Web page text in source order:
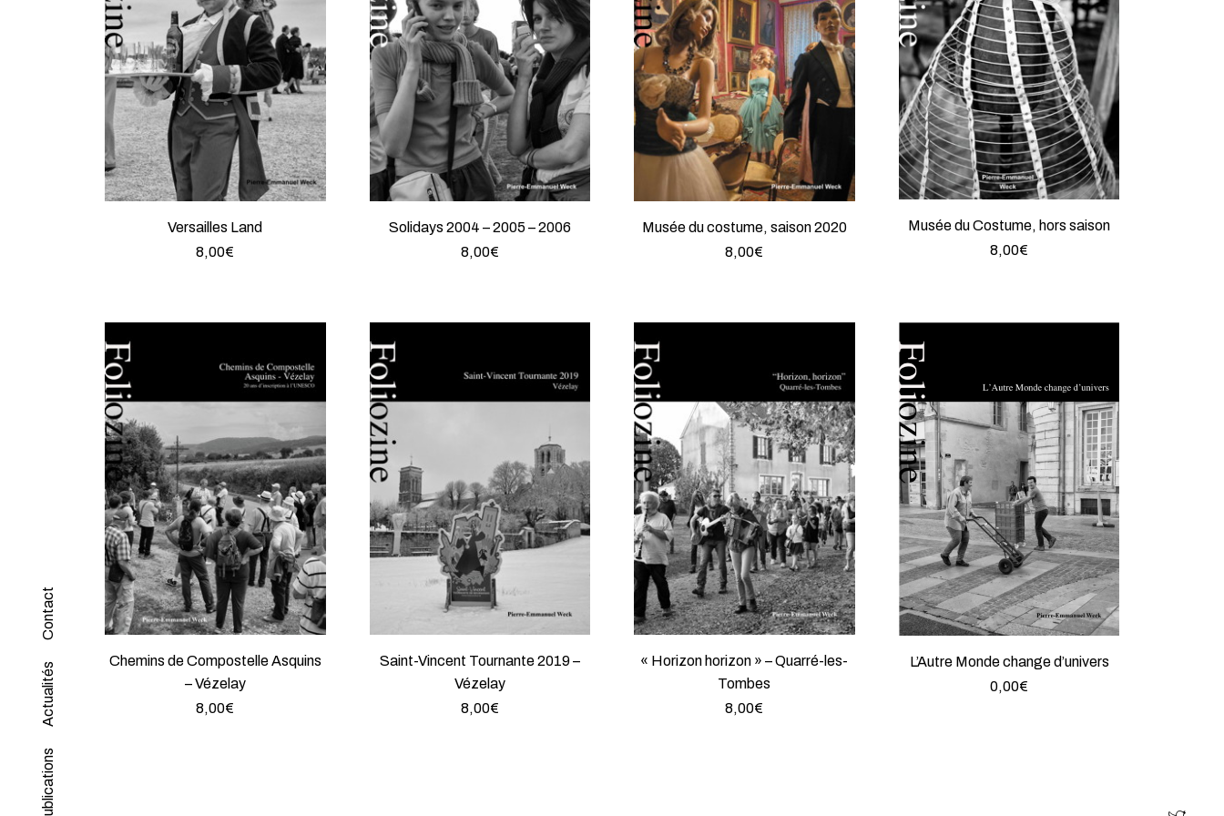
Publications
Actualités
Contact
Versailles Land
8,00€
Solidays 2004 – 2005 – 2006
8,00€
Musée du costume, saison 2020
8,00€
Musée du Costume, hors saison
8,00€
Chemins de Compostelle Asquins
– Vézelay
8,00€
Saint-Vincent Tournante 2019 –
Vézelay
8,00€
« Horizon horizon » – Quarré-les-
Tombes
8,00€
L’Autre Monde change d’univers
0,00€